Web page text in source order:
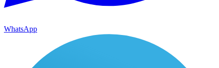
WhatsApp